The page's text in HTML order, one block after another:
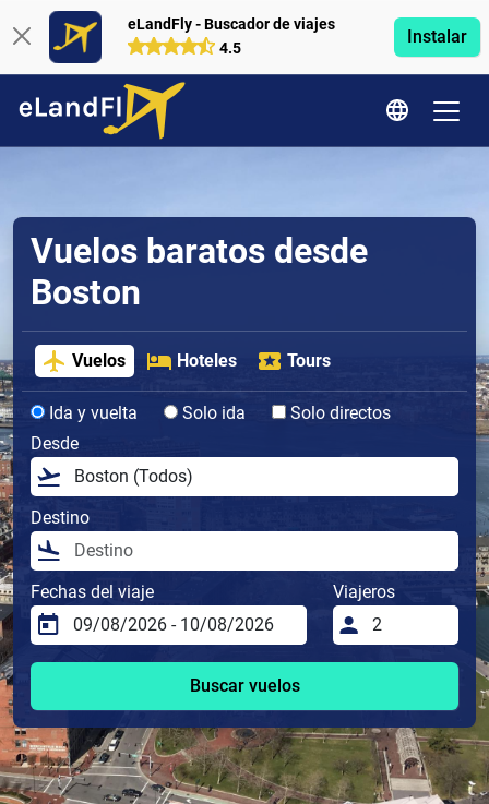
eLandFly - Buscador de viajes
4.5
Instalar
Vuelos baratos desde
Boston
Vuelos Hoteles Tours
Ida y vuelta Solo ida
Solo directos
Desde
Destino
Fechas del viaje Viajeros
Buscar vuelos